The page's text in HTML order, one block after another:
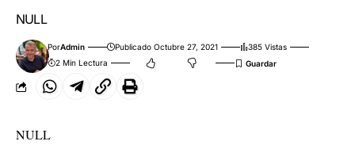
NULL
PorAdmin Publicado Octubre 27, 2021
385 Vistas
2 Min Lectura
NULL